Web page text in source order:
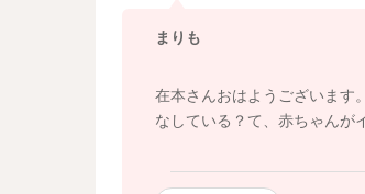
まりも
在本さんおはようございます
なしている？て、赤ちゃんが